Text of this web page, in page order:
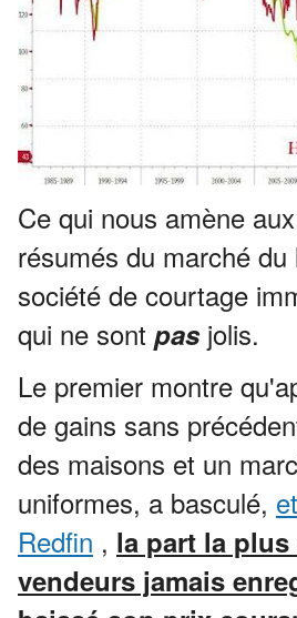
Ce qui nous amène
résumés du marché
société de courtage
qui ne sont pasjolis.
Le premier montre
de gains sans
des maisons et un
uniformes, a basculé,
Redfin , la part la plus
vendeurs jamais